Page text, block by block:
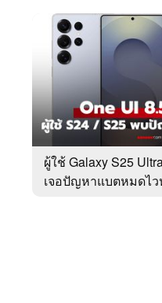
สัปดาห์
Tech
Update
ผู้ใช้ Galaxy S25
เจอปัญหาแบตหมดไว